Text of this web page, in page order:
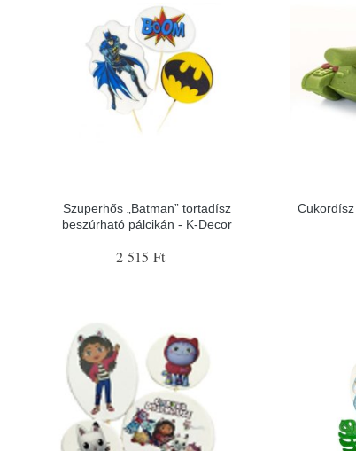
Szuperhős „Batman” tortadísz
beszúrható pálcikán - K-Decor
2 515 Ft